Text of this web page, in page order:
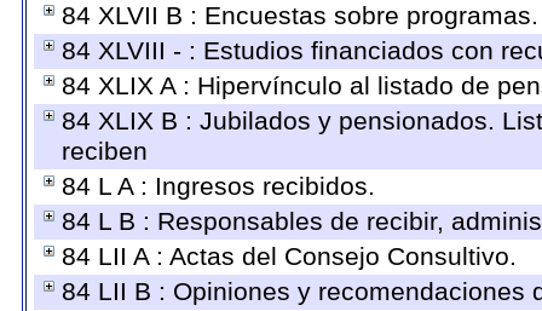
84 XLVII B : Encuestas sobre programas.
84 XLVIII - : Estudios financiados con
84 XLIX A : Hipervínculo al listado de
84 XLIX B : Jubilados y pensionados.
reciben
84 L A : Ingresos recibidos.
84 L B : Responsables de recibir,
84 LII A : Actas del Consejo Consultivo.
84 LII B : Opiniones y recomendaciones